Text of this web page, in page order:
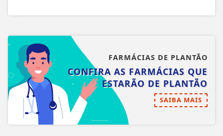
FARMÁCIAS DE PLANTÃO
CONFIRA AS FARMÁCIAS QUE
ESTARÃO DE PLANTÃO
SAIBA MAIS